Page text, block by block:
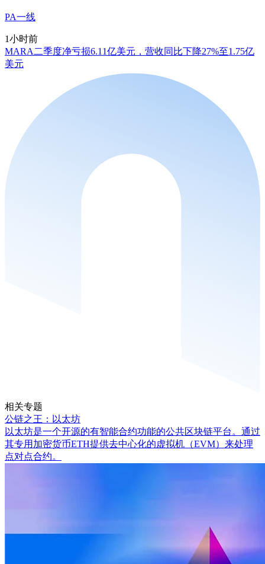
PA一线
1小时前
MARA二季度净亏损6.11亿美元，营收同比下降27%至1.75亿
美元
相关专题
公链之王：以太坊
以太坊是一个开源的有智能合约功能的公共区块链平台。通过
其专用加密货币ETH提供去中心化的虚拟机（EVM）来处理
点对点合约。